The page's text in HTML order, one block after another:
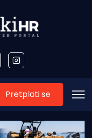
Pretplati se